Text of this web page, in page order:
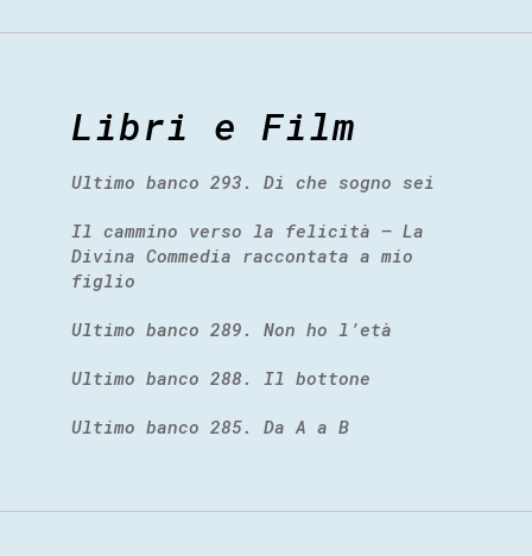
Libri e Film
Ultimo banco 293. Di che sogno sei
Il cammino verso la felicità – La
Divina Commedia raccontata a mio
figlio
Ultimo banco 289. Non ho l’età
Ultimo banco 288. Il bottone
Ultimo banco 285. Da A a B